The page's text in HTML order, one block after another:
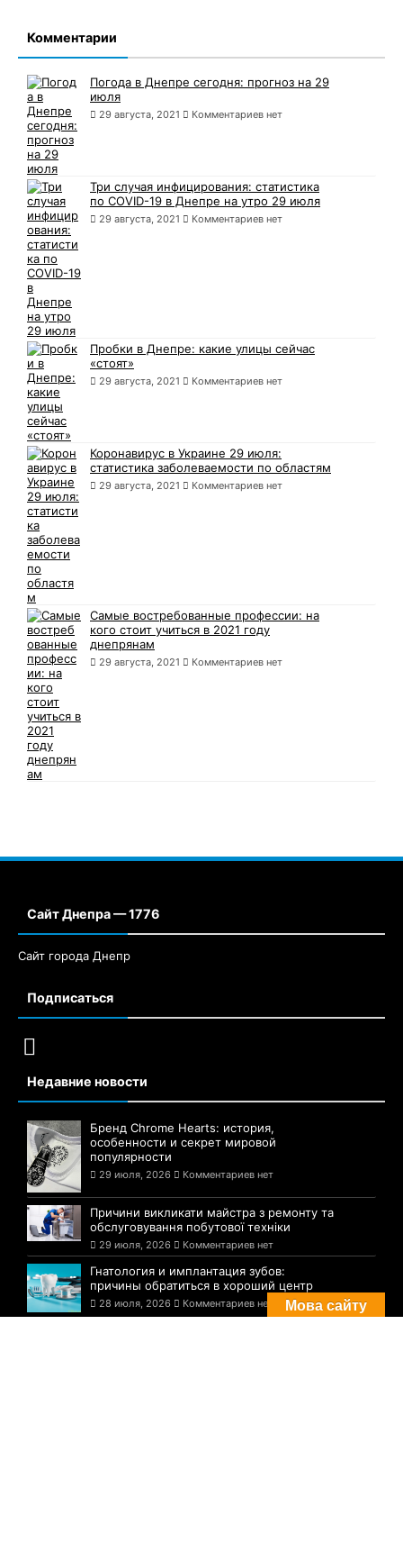
Комментарии
Погода в Днепре сегодня: прогноз на 29
июля
29 августа, 2021 Комментариев нет
Три случая инфицирования: статистика
по COVID-19 в Днепре на утро 29 июля
29 августа, 2021 Комментариев нет
Пробки в Днепре: какие улицы сейчас
«стоят»
29 августа, 2021 Комментариев нет
Коронавирус в Украине 29 июля:
статистика заболеваемости по областям
29 августа, 2021 Комментариев нет
Самые востребованные профессии: на
кого стоит учиться в 2021 году
днепрянам
29 августа, 2021 Комментариев нет
Сайт Днепра — 1776
Сайт города Днепр
Подписаться
Недавние новости
Бренд Chrome Hearts: история,
особенности и секрет мировой
популярности
29 июля, 2026 Комментариев нет
Причини викликати майстра з ремонту та
обслуговування побутової техніки
29 июля, 2026 Комментариев нет
Гнатология и имплантация зубов:
причины обратиться в хороший центр
28 июля, 2026 Комментариев нет Мова сайту